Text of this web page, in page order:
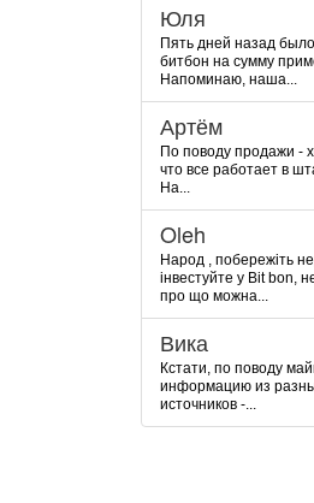
Юля
Пять дней назад
битбон на сумму
Напоминаю, наша...
Артём
По поводу продажи -
что все работает в
На...
Oleh
Народ , побережіть
інвестуйте у Bit bon,
про що можна...
Вика
Кстати, по поводу
информацию из
источников -...